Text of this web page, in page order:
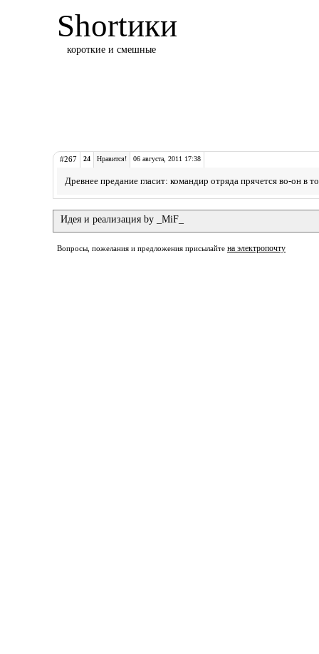
Shortики
короткие и смешные
#267 24 Нравится! 06 августа, 2011 17:38
Древнее предание гласит: командир отряда прячется во-он в
Идея и реализация by _MiF_
Вопросы, пожелания и предложения присылайте на электропочту